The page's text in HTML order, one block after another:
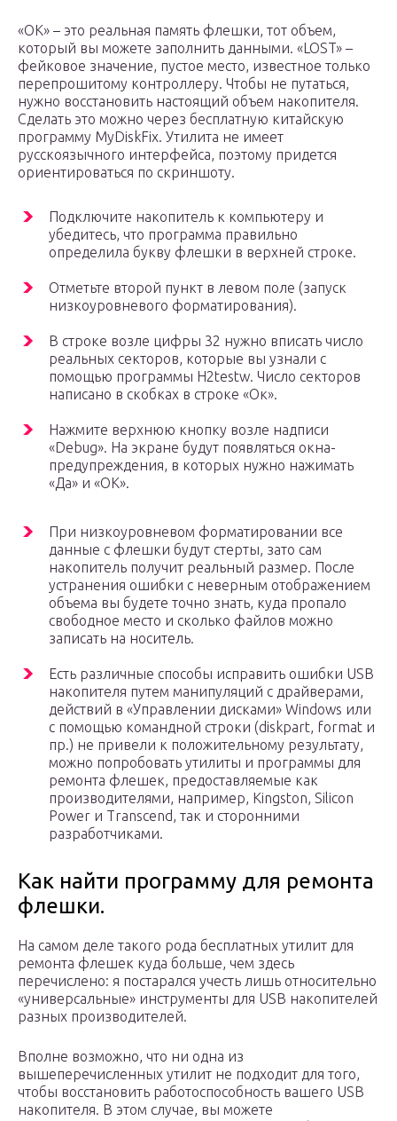
«OK» – это реальная память флешки, тот объем,
который вы можете заполнить данными. «LOST» –
фейковое значение, пустое место, известное только
перепрошитому контроллеру. Чтобы не путаться,
нужно восстановить настоящий объем накопителя.
Сделать это можно через бесплатную китайскую
программу MyDiskFix. Утилита не имеет
русскоязычного интерфейса, поэтому придется
ориентироваться по скриншоту.
Подключите накопитель к компьютеру и
убедитесь, что программа правильно
определила букву флешки в верхней строке.
Отметьте второй пункт в левом поле (запуск
низкоуровневого форматирования).
В строке возле цифры 32 нужно вписать число
реальных секторов, которые вы узнали с
помощью программы H2testw. Число секторов
написано в скобках в строке «Ок».
Нажмите верхнюю кнопку возле надписи
«Debug». На экране будут появляться окна-
предупреждения, в которых нужно нажимать
«Да» и «ОК».
При низкоуровневом форматировании все
данные с флешки будут стерты, зато сам
накопитель получит реальный размер. После
устранения ошибки с неверным отображением
объема вы будете точно знать, куда пропало
свободное место и сколько файлов можно
записать на носитель.
Есть различные способы исправить ошибки USB
накопителя путем манипуляций с драйверами,
действий в «Управлении дисками» Windows или
с помощью командной строки (diskpart, format и
пр.) не привели к положительному результату,
можно попробовать утилиты и программы для
ремонта флешек, предоставляемые как
производителями, например, Kingston, Silicon
Power и Transcend, так и сторонними
разработчиками.
Как найти программу для ремонта
флешки.
На самом деле такого рода бесплатных утилит для
ремонта флешек куда больше, чем здесь
перечислено: я постарался учесть лишь относительно
«универсальные» инструменты для USB накопителей
разных производителей.
Вполне возможно, что ни одна из
вышеперечисленных утилит не подходит для того,
чтобы восстановить работоспособность вашего USB
накопителя. В этом случае, вы можете